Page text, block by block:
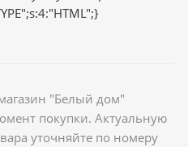
"Белый дом"
покупки. Актуальную
уточняйте по номеру